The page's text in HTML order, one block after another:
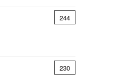
244
230